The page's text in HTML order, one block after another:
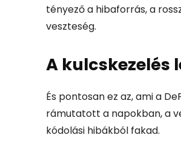
tényező a hibaforrás, a
veszteség.
A kulcskezelés
És pontosan ez az, ami a
rámutatott a napokban, a
kódolási hibákból fakad.